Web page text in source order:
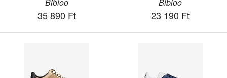
Bibloo
35 890 Ft
Bibloo
23 190 Ft